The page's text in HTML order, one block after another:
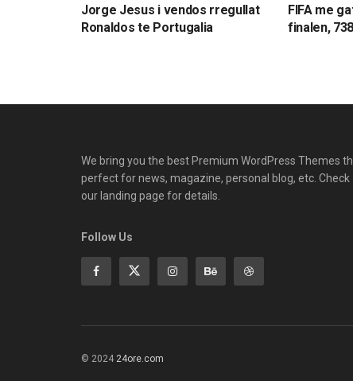
Jorge Jesus i vendos rregullat
Ronaldos te Portugalia
FIFA me
finalen,
We bring you the best Premium WordPress Themes
perfect for news, magazine, personal blog, etc. Check
our landing page for details.
Follow Us
© 2024 24ore.com